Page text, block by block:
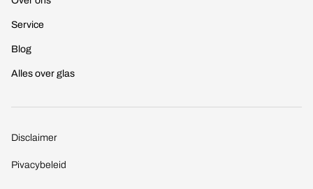
Service
Blog
Alles over glas
Disclaimer
Pivacybeleid